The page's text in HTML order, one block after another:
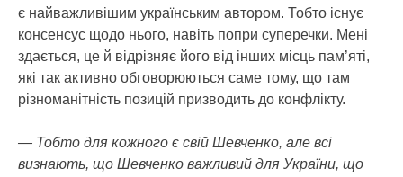
є найважливішим українським автором. Тобто існує
консенсус щодо нього, навіть попри суперечки. Мені
здається, це й відрізняє його від інших місць пам’яті,
які так активно обговорюються саме тому, що там
різноманітність позицій призводить до конфлікту.
— Тобто для кожного є свій Шевченко, але всі
визнають, що Шевченко важливий для України, що